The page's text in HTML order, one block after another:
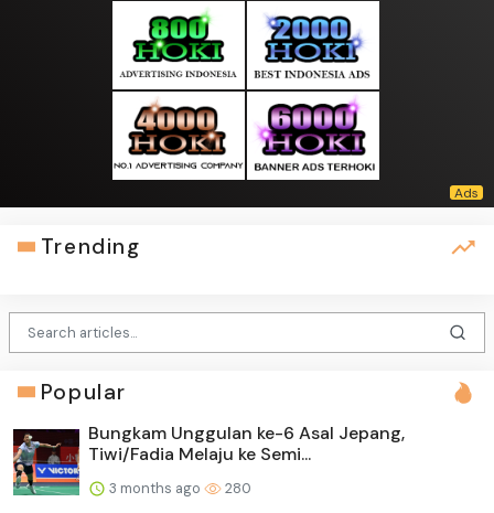
Trending
Popular
Bungkam Unggulan ke-6 Asal Jepang,
Tiwi/Fadia Melaju ke Semi...
3 months ago 280